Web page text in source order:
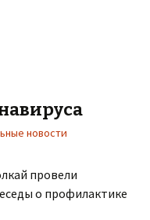
новости
провели
о профилактике